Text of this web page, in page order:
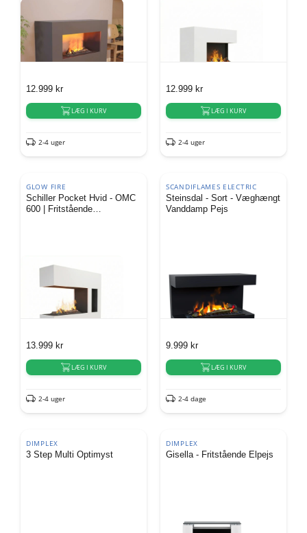
12.999 kr
LÆG I KURV
2-4 uger
12.999 kr
LÆG I KURV
2-4 uger
GLOW FIRE
Schiller Pocket Hvid - OMC
600 | Fritstående
13.999 kr
LÆG I KURV
2-4 uger
SCANDIFLAMES ELECTRIC
Steinsdal - Sort - Væghængt
Vanddamp Pejs
9.999 kr
LÆG I KURV
2-4 dage
DIMPLEX
3 Step Multi Optimyst
DIMPLEX
Gisella - Fritstående Elpejs